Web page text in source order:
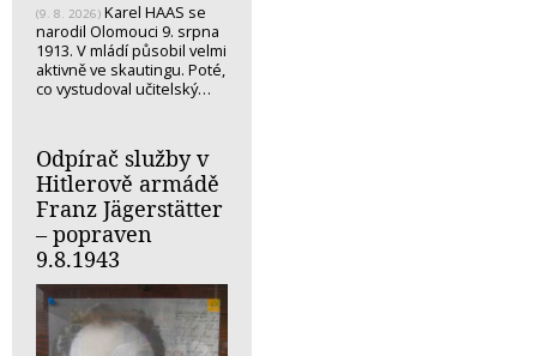
(9. 8. 2026) Karel HAAS se
narodil Olomouci 9. srpna
1913. V mládí působil velmi
aktivně ve skautingu. Poté,
co vystudoval učitelský…
Odpírač služby v
Hitlerově armádě
Franz Jägerstätter
– popraven
9.8.1943